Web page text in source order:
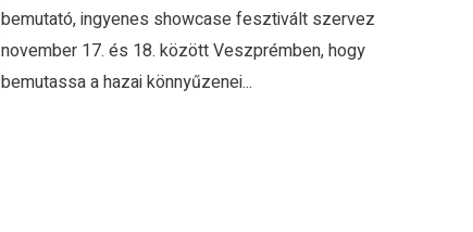
bemutató, ingyenes showcase fesztivált szervez
november 17. és 18. között Veszprémben, hogy
bemutassa a hazai könnyűzenei...